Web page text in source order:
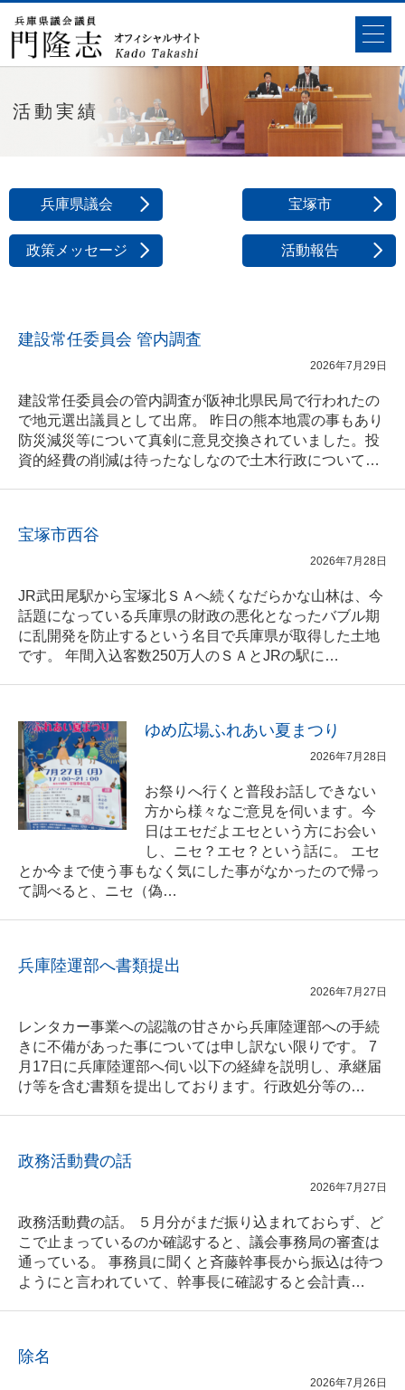
活動実績
兵庫県議会 宝塚市
政策メッセージ 活動報告
建設常任委員会 管内調査
2026年7月29日
建設常任委員会の管内調査が阪神北県民局で行われたの
で地元選出議員として出席。 昨日の熊本地震の事もあり
防災減災等について真剣に意見交換されていました。投
資的経費の削減は待ったなしなので土木行政について…
宝塚市西谷
2026年7月28日
JR武田尾駅から宝塚北ＳＡへ続くなだらかな山林は、今
話題になっている兵庫県の財政の悪化となったバブル期
に乱開発を防止するという名目で兵庫県が取得した土地
です。 年間入込客数250万人のＳＡとJRの駅に…
ゆめ広場ふれあい夏まつり
2026年7月28日
お祭りへ行くと普段お話しできない
方から様々なご意見を伺います。今
日はエセだよエセという方にお会い
し、ニセ？エセ？という話に。 エセ
とか今まで使う事もなく気にした事がなかったので帰っ
て調べると、ニセ（偽…
兵庫陸運部へ書類提出
2026年7月27日
レンタカー事業への認識の甘さから兵庫陸運部への手続
きに不備があった事については申し訳ない限りです。 7
月17日に兵庫陸運部へ伺い以下の経緯を説明し、承継届
け等を含む書類を提出しております。行政処分等の…
政務活動費の話
2026年7月27日
政務活動費の話。 ５月分がまだ振り込まれておらず、ど
こで止まっているのか確認すると、議会事務局の審査は
通っている。 事務員に聞くと斉藤幹事長から振込は待つ
ようにと言われていて、幹事長に確認すると会計責…
除名
2026年7月26日